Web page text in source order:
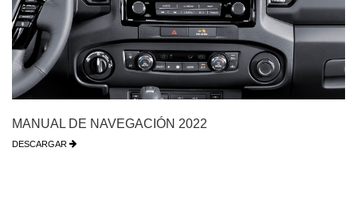
MANUAL DE NAVEGACIÓN 2022
DESCARGAR